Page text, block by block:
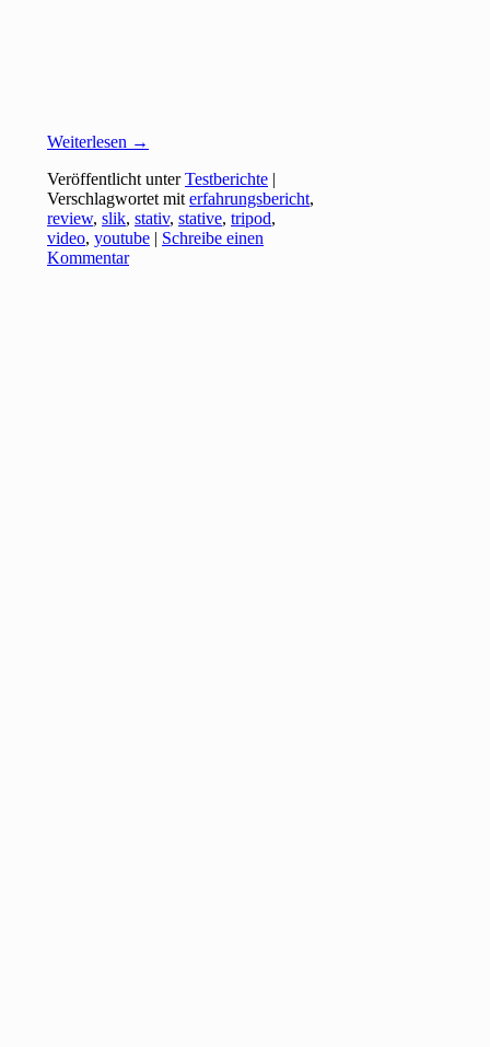
Weiterlesen →
Veröffentlicht unter Testberichte |
Verschlagwortet mit erfahrungsbericht,
review,slik,stativ,stative,tripod,
video,youtube | Schreibe einen
Kommentar